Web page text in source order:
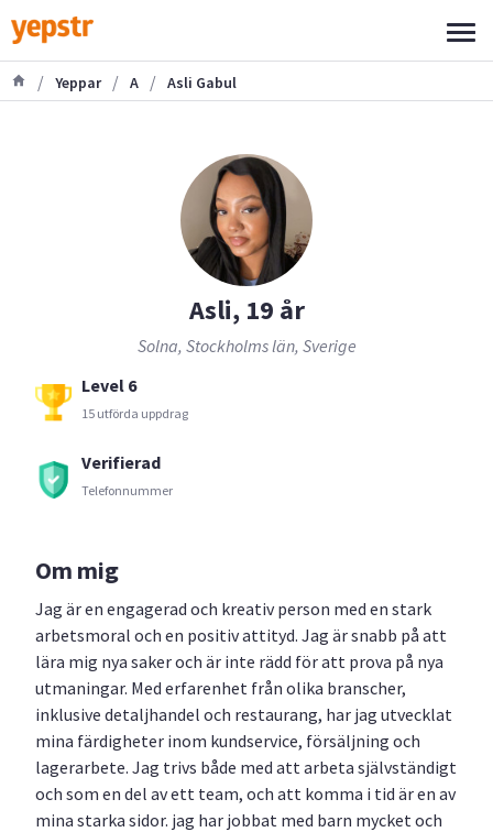
/ Yeppar / A / Asli Gabul
Asli, 19 år
Solna, Stockholms län, Sverige
Level 6
15 utförda uppdrag
Verifierad
Telefonnummer
Om mig
Jag är en engagerad och kreativ person med en stark
arbetsmoral och en positiv attityd. Jag är snabb på att
lära mig nya saker och är inte rädd för att prova på nya
utmaningar. Med erfarenhet från olika branscher,
inklusive detaljhandel och restaurang, har jag utvecklat
mina färdigheter inom kundservice, försäljning och
lagerarbete. Jag trivs både med att arbeta självständigt
och som en del av ett team, och att komma i tid är en av
mina starka sidor. jag har jobbat med barn mycket och